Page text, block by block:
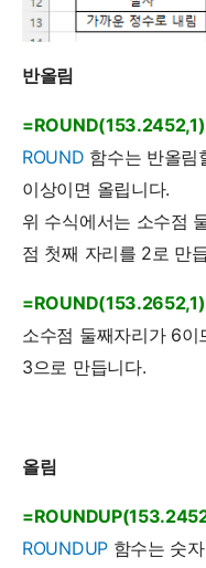
반올림
=ROUND(153.2452,1)
ROUND 함수는 반올림
이상이면 올립니다.
위 수식에서는 소수점
점 첫째 자리를 2로 만
=ROUND(153.2652,1)
소수점 둘째자리가 6
3으로 만듭니다.
올림
ROUNDUP함수는 숫